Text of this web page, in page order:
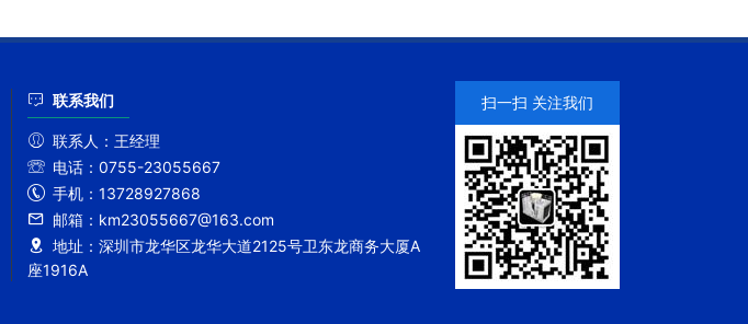
联系我们
联系人： 王经理
电话： 0755-23055667
手机： 13728927868
邮箱： km23055667@163.com
地址： 深圳市龙华区龙华大道2125号卫东龙商务大厦A
座1916A
扫一扫 关注我们